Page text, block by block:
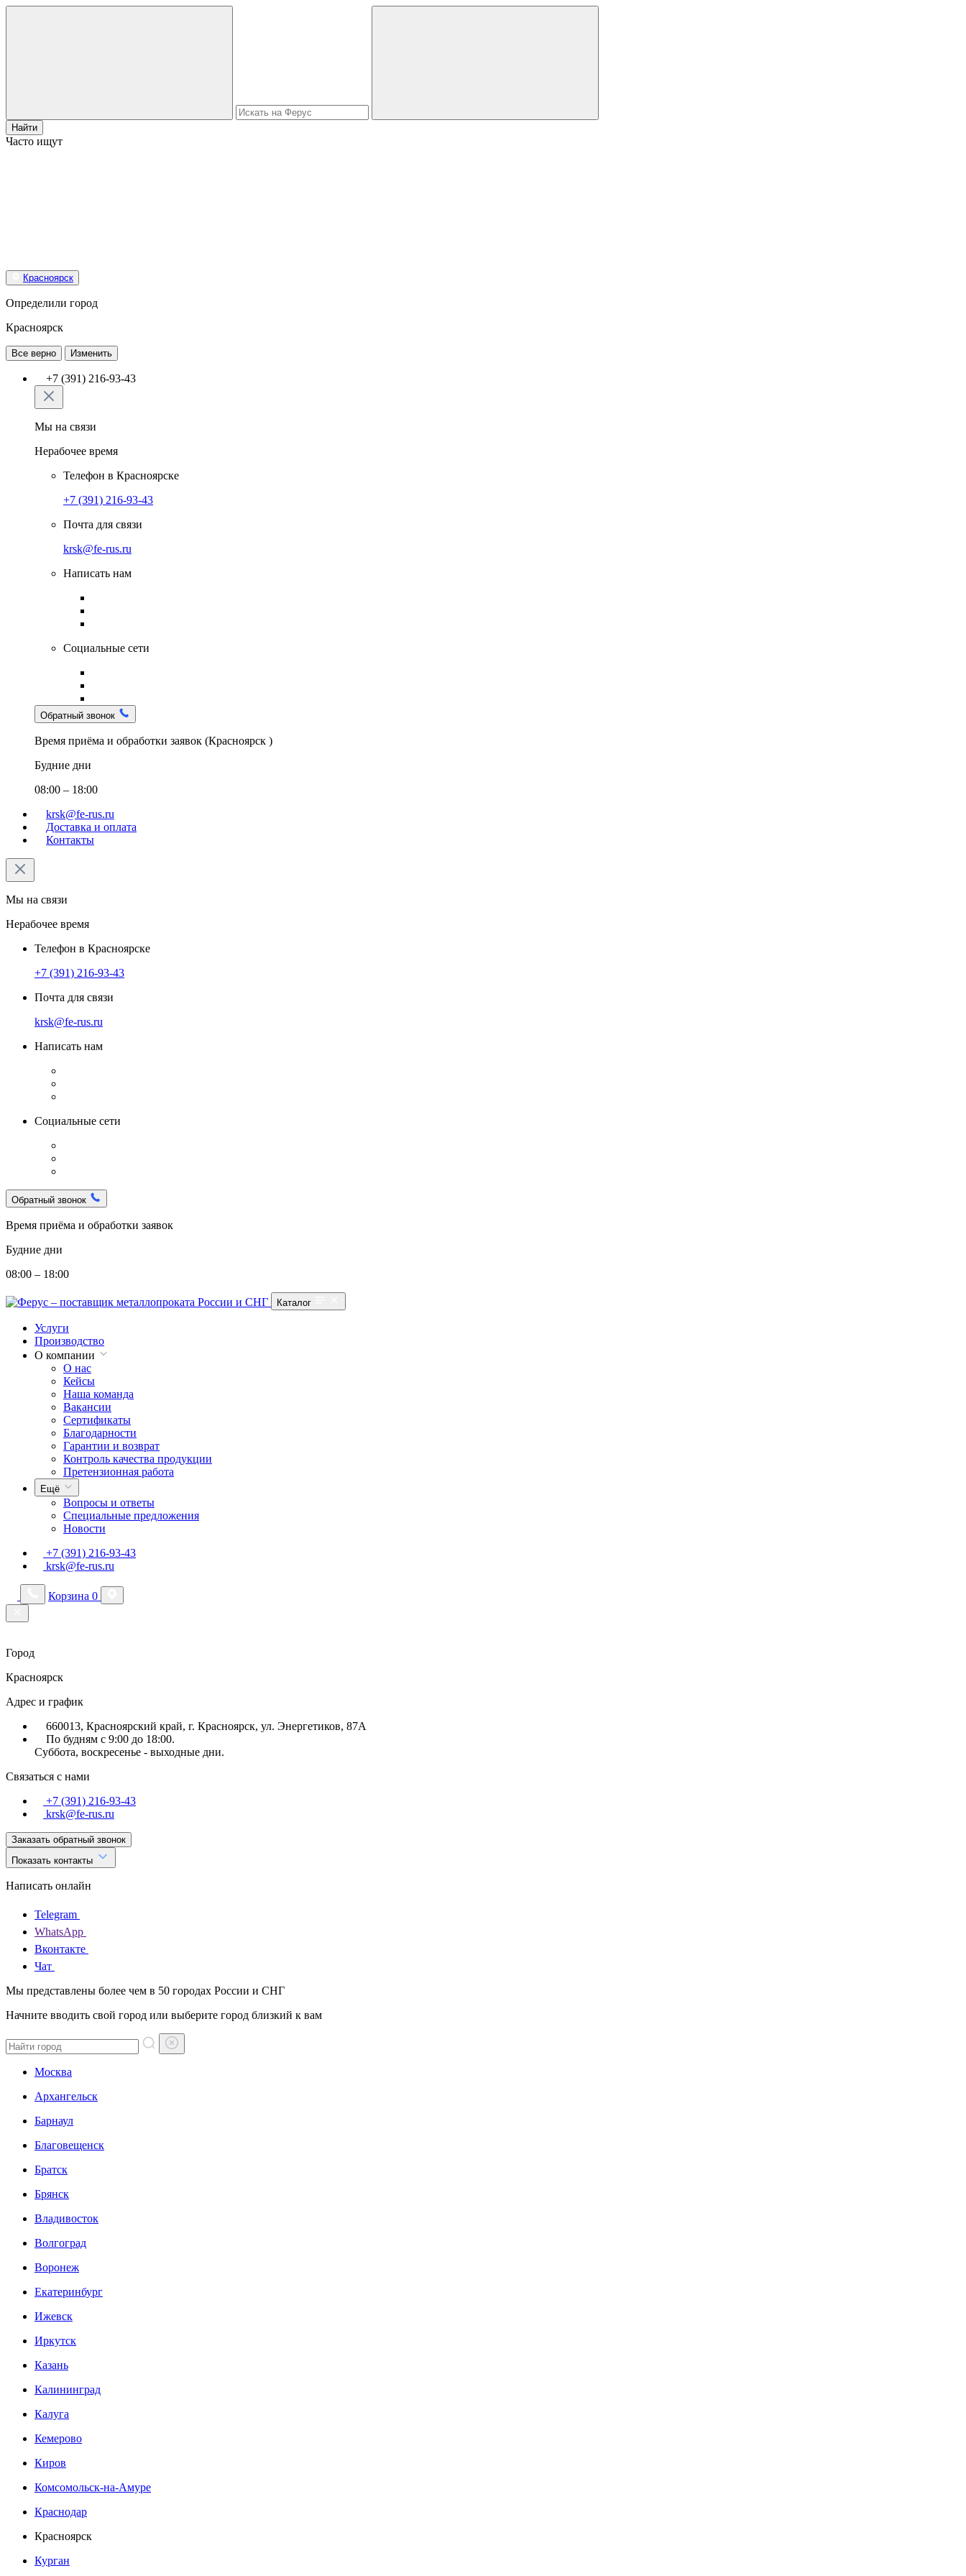
Найти
Часто ищут
Красноярск
Определили город
Красноярск
Все верно Изменить
+7 (391) 216-93-43
Мы на связи
Нерабочее время
Телефон в Красноярске
+7 (391) 216-93-43
Почта для связи
krsk@fe-rus.ru
Написать нам
Социальные сети
Обратный звонок
Время приёма и обработки заявок (Красноярск )
Будние дни
08:00 – 18:00
krsk@fe-rus.ru
Доставка и оплата
Контакты
Мы на связи
Нерабочее время
Телефон в Красноярске
+7 (391) 216-93-43
Почта для связи
krsk@fe-rus.ru
Написать нам
Социальные сети
Обратный звонок
Время приёма и обработки заявок
Будние дни
08:00 – 18:00
Каталог
Услуги
Производство
О компании
О нас
Кейсы
Наша команда
Вакансии
Сертификаты
Благодарности
Гарантии и возврат
Контроль качества продукции
Претензионная работа
Ещё
Вопросы и ответы
Специальные предложения
Новости
+7 (391) 216-93-43
krsk@fe-rus.ru
Корзина 0
Город
Красноярск
Адрес и график
660013, Красноярский край, г. Красноярск, ул. Энергетиков, 87А
По будням с 9:00 до 18:00.
Суббота, воскресенье - выходные дни.
Связаться с нами
+7 (391) 216-93-43
krsk@fe-rus.ru
Заказать обратный звонок
Показать контакты
Написать онлайн
Telegram
WhatsApp
Вконтакте
Чат
Мы представлены более чем в 50 городах России и СНГ
Начните вводить свой город или выберите город близкий к вам
Москва
Архангельск
Барнаул
Благовещенск
Братск
Брянск
Владивосток
Волгоград
Воронеж
Екатеринбург
Ижевск
Иркутск
Казань
Калининград
Калуга
Кемерово
Киров
Комсомольск-на-Амуре
Краснодар
Красноярск
Курган